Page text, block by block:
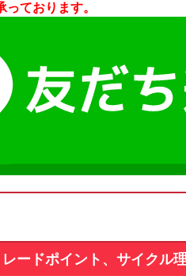
ております。
ードポイント、サイクル